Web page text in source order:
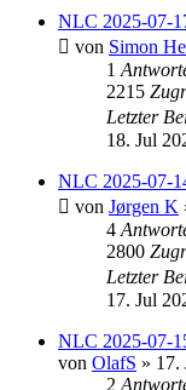
NLC 2025-07-
von Simon
1
2215
Letzter
18. Jul
NLC 2025-07-
von Jørgen K
4
2800
Letzter
17. Jul
NLC 2025-07-
von OlafS » 17.
2